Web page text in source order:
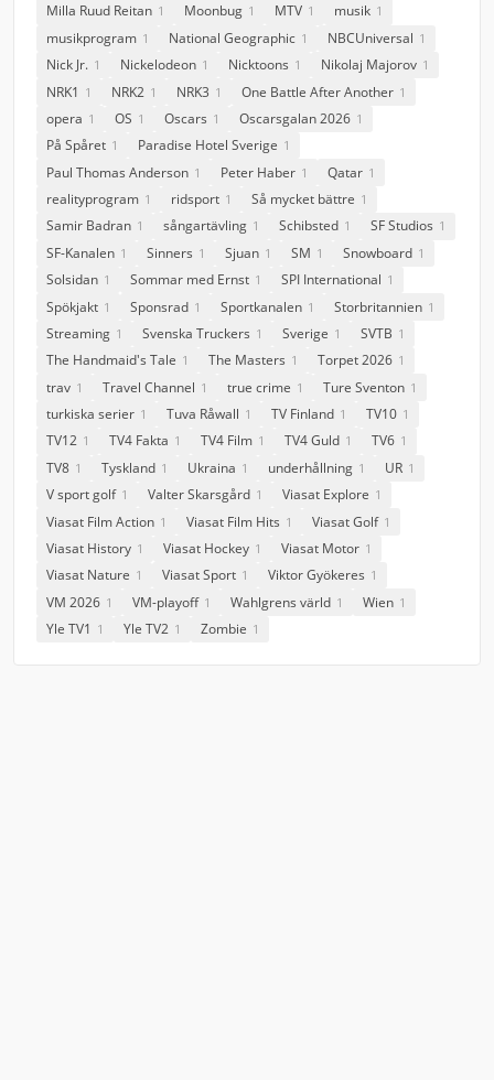
Milla Ruud Reitan 1 Moonbug 1 MTV 1 musik 1
musikprogram 1 National Geographic 1 NBCUniversal 1
Nick Jr. 1 Nickelodeon 1 Nicktoons 1 Nikolaj Majorov 1
NRK1 1 NRK2 1 NRK3 1 One Battle After Another 1
opera 1 OS 1 Oscars 1 Oscarsgalan 2026 1
På Spåret 1 Paradise Hotel Sverige 1
Paul Thomas Anderson 1 Peter Haber 1 Qatar 1
realityprogram 1 ridsport 1 Så mycket bättre 1
Samir Badran 1 sångartävling 1 Schibsted 1 SF Studios 1
SF-Kanalen 1 Sinners 1 Sjuan 1 SM 1 Snowboard 1
Solsidan 1 Sommar med Ernst 1 SPI International 1
Spökjakt 1 Sponsrad 1 Sportkanalen 1 Storbritannien 1
Streaming 1 Svenska Truckers 1 Sverige 1 SVTB 1
The Handmaid's Tale 1 The Masters 1 Torpet 2026 1
trav 1 Travel Channel 1 true crime 1 Ture Sventon 1
turkiska serier 1 Tuva Råwall 1 TV Finland 1 TV10 1
TV12 1 TV4 Fakta 1 TV4 Film 1 TV4 Guld 1 TV6 1
TV8 1 Tyskland 1 Ukraina 1 underhållning 1 UR 1
V sport golf 1 Valter Skarsgård 1 Viasat Explore 1
Viasat Film Action 1 Viasat Film Hits 1 Viasat Golf 1
Viasat History 1 Viasat Hockey 1 Viasat Motor 1
Viasat Nature 1 Viasat Sport 1 Viktor Gyökeres 1
VM 2026 1 VM-playoff 1 Wahlgrens värld 1 Wien 1
Yle TV1 1 Yle TV2 1 Zombie 1